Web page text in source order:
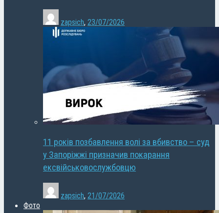
zapsich, 23/07/2026
11 років позбавлення волі за вбивство – суд
у Запоріжжі призначив покарання
ексвійськовослужбовцю
zapsich, 21/07/2026
Фото